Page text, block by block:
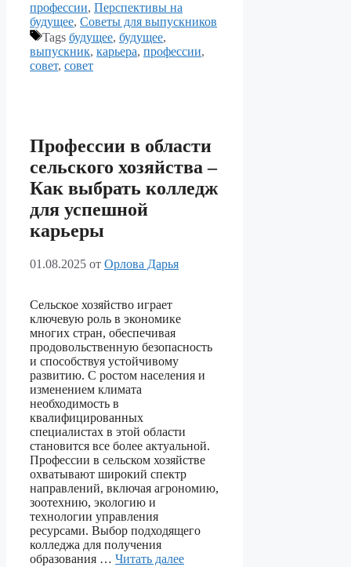
профессии, Перспективы на
будущее, Советы для выпускников
Tags будущее, будущее,
выпускник, карьера, профессии,
совет, совет
Профессии в области
сельского хозяйства –
Как выбрать колледж
для успешной
карьеры
01.08.2025 от Орлова Дарья
Сельское хозяйство играет
ключевую роль в экономике
многих стран, обеспечивая
продовольственную безопасность
и способствуя устойчивому
развитию. С ростом населения и
изменением климата
необходимость в
квалифицированных
специалистах в этой области
становится все более актуальной.
Профессии в сельском хозяйстве
охватывают широкий спектр
направлений, включая агрономию,
зоотехнию, экологию и
технологии управления
ресурсами. Выбор подходящего
колледжа для получения
образования … Читать далее